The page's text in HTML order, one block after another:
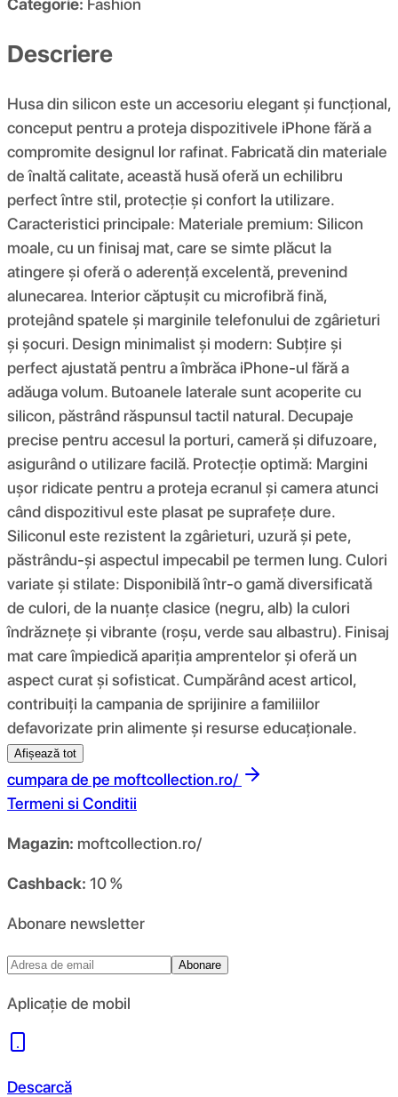
Categorie: Fashion
Descriere
Husa din silicon este un accesoriu elegant și funcțional,
conceput pentru a proteja dispozitivele iPhone fără a
compromite designul lor rafinat. Fabricată din materiale
de înaltă calitate, această husă oferă un echilibru
perfect între stil, protecție și confort la utilizare.
Caracteristici principale: Materiale premium: Silicon
moale, cu un finisaj mat, care se simte plăcut la
atingere și oferă o aderență excelentă, prevenind
alunecarea. Interior căptușit cu microfibră fină,
protejând spatele și marginile telefonului de zgârieturi
și șocuri. Design minimalist și modern: Subțire și
perfect ajustată pentru a îmbrăca iPhone-ul fără a
adăuga volum. Butoanele laterale sunt acoperite cu
silicon, păstrând răspunsul tactil natural. Decupaje
precise pentru accesul la porturi, cameră și difuzoare,
asigurând o utilizare facilă. Protecție optimă: Margini
ușor ridicate pentru a proteja ecranul și camera atunci
când dispozitivul este plasat pe suprafețe dure.
Siliconul este rezistent la zgârieturi, uzură și pete,
păstrându-și aspectul impecabil pe termen lung. Culori
variate și stilate: Disponibilă într-o gamă diversificată
de culori, de la nuanțe clasice (negru, alb) la culori
îndrăznețe și vibrante (roșu, verde sau albastru). Finisaj
mat care împiedică apariția amprentelor și oferă un
aspect curat și sofisticat. Cumpărând acest articol,
contribuiți la campania de sprijinire a familiilor
defavorizate prin alimente și resurse educaționale.
Afișează tot
cumpara de pe moftcollection.ro/
Termeni si Conditii
Magazin: moftcollection.ro/
Cashback: 10 %
Abonare newsletter
Abonare
Aplicație de mobil
Descarcă